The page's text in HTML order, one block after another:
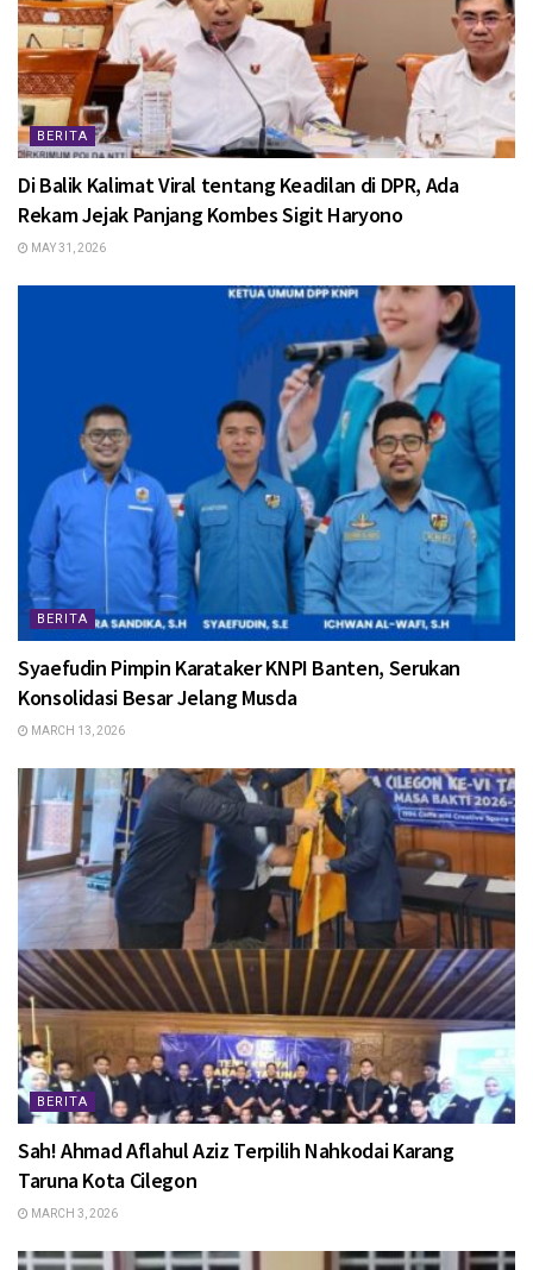
BERITA
Di Balik Kalimat Viral tentang Keadilan di DPR, Ada
Rekam Jejak Panjang Kombes Sigit Haryono
MAY 31, 2026
BERITA
Syaefudin Pimpin Karataker KNPI Banten, Serukan
Konsolidasi Besar Jelang Musda
MARCH 13, 2026
BERITA
Sah! Ahmad Aflahul Aziz Terpilih Nahkodai Karang
Taruna Kota Cilegon
MARCH 3, 2026